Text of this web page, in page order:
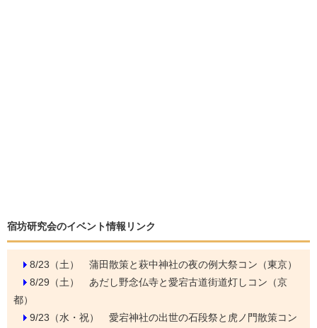
宿坊研究会のイベント情報リンク
8/23（土） 蒲田散策と萩中神社の夜の例大祭コン（東京）
8/29（土） あだし野念仏寺と愛宕古道街道灯しコン（京
都）
9/23（水・祝） 愛宕神社の出世の石段祭と虎ノ門散策コン